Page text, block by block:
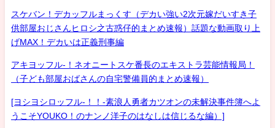
スケバン！デカッフルまっくす（デカい強い2次元嫁だいすき子
供部屋おじさんヒロシ之古惑仔的まとめ速報）話題な動画取り上
げMAX！デカいは正義刑事編
アキヨッフル-！ネオニートスケ番長のエキストラ芸能情報局！
（子ども部屋おばさんの自宅警備員的まとめ速報）
[ヨシヨシロッフル-！！-素浪人勇者カツオンの未解決事件簿へよ
うこそYOUKO！のナンノ洋子のはなしは信じるな編）]